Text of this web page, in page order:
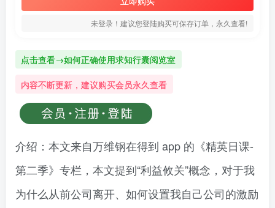
未登录！建议您登陆购买可保存订单，永久查看!
点击查看→如何正确使用求知行囊阅览室
内容不断更新，建议购买会员永久查看
介绍：本文来自万维钢在得到 app 的《精英日课-
第二季》专栏，本文提到“利益攸关”概念，对于我
为什么从前公司离开、如何设置我自己公司的激励